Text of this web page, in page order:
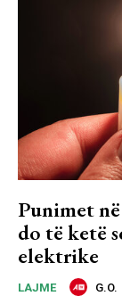
Punimet
do të ketë
elektrike
LAJME G.O.